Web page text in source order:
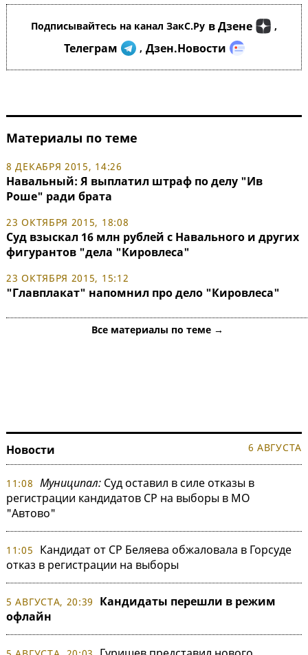
Подписывайтесь на канал ЗакС.Ру в Дзене ,
Телеграм , Дзен.Новости
Материалы по теме
8 ДЕКАБРЯ 2015, 14:26
Навальный: Я выплатил штраф по делу "Ив
Роше" ради брата
23 ОКТЯБРЯ 2015, 18:08
Суд взыскал 16 млн рублей с Навального и других
фигурантов "дела "Кировлеса"
23 ОКТЯБРЯ 2015, 15:12
"Главплакат" напомнил про дело "Кировлеса"
Все материалы по теме →
Новости 6 АВГУСТА
11:08 Муниципал:Суд оставил в силе отказы в
регистрации кандидатов СР на выборы в МО
"Автово"
11:05
Кандидат от СР Беляева обжаловала в Горсуде
отказ в регистрации на выборы
5 АВГУСТА, 20:39
Кандидаты перешли в режим
офлайн